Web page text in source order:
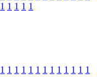
1 1 1 1 1
1 1 1 1 1 1 1 1 1 1 1 1 1